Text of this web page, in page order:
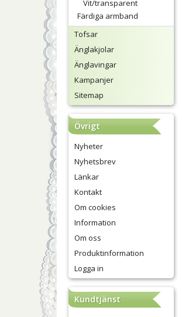
Vit/transparent
Färdiga armband
Tofsar
Änglakjolar
Änglavingar
Kampanjer
Sitemap
Övrigt
Nyheter
Nyhetsbrev
Länkar
Kontakt
Om cookies
Information
Om oss
Produktinformation
Logga in
Kundtjänst